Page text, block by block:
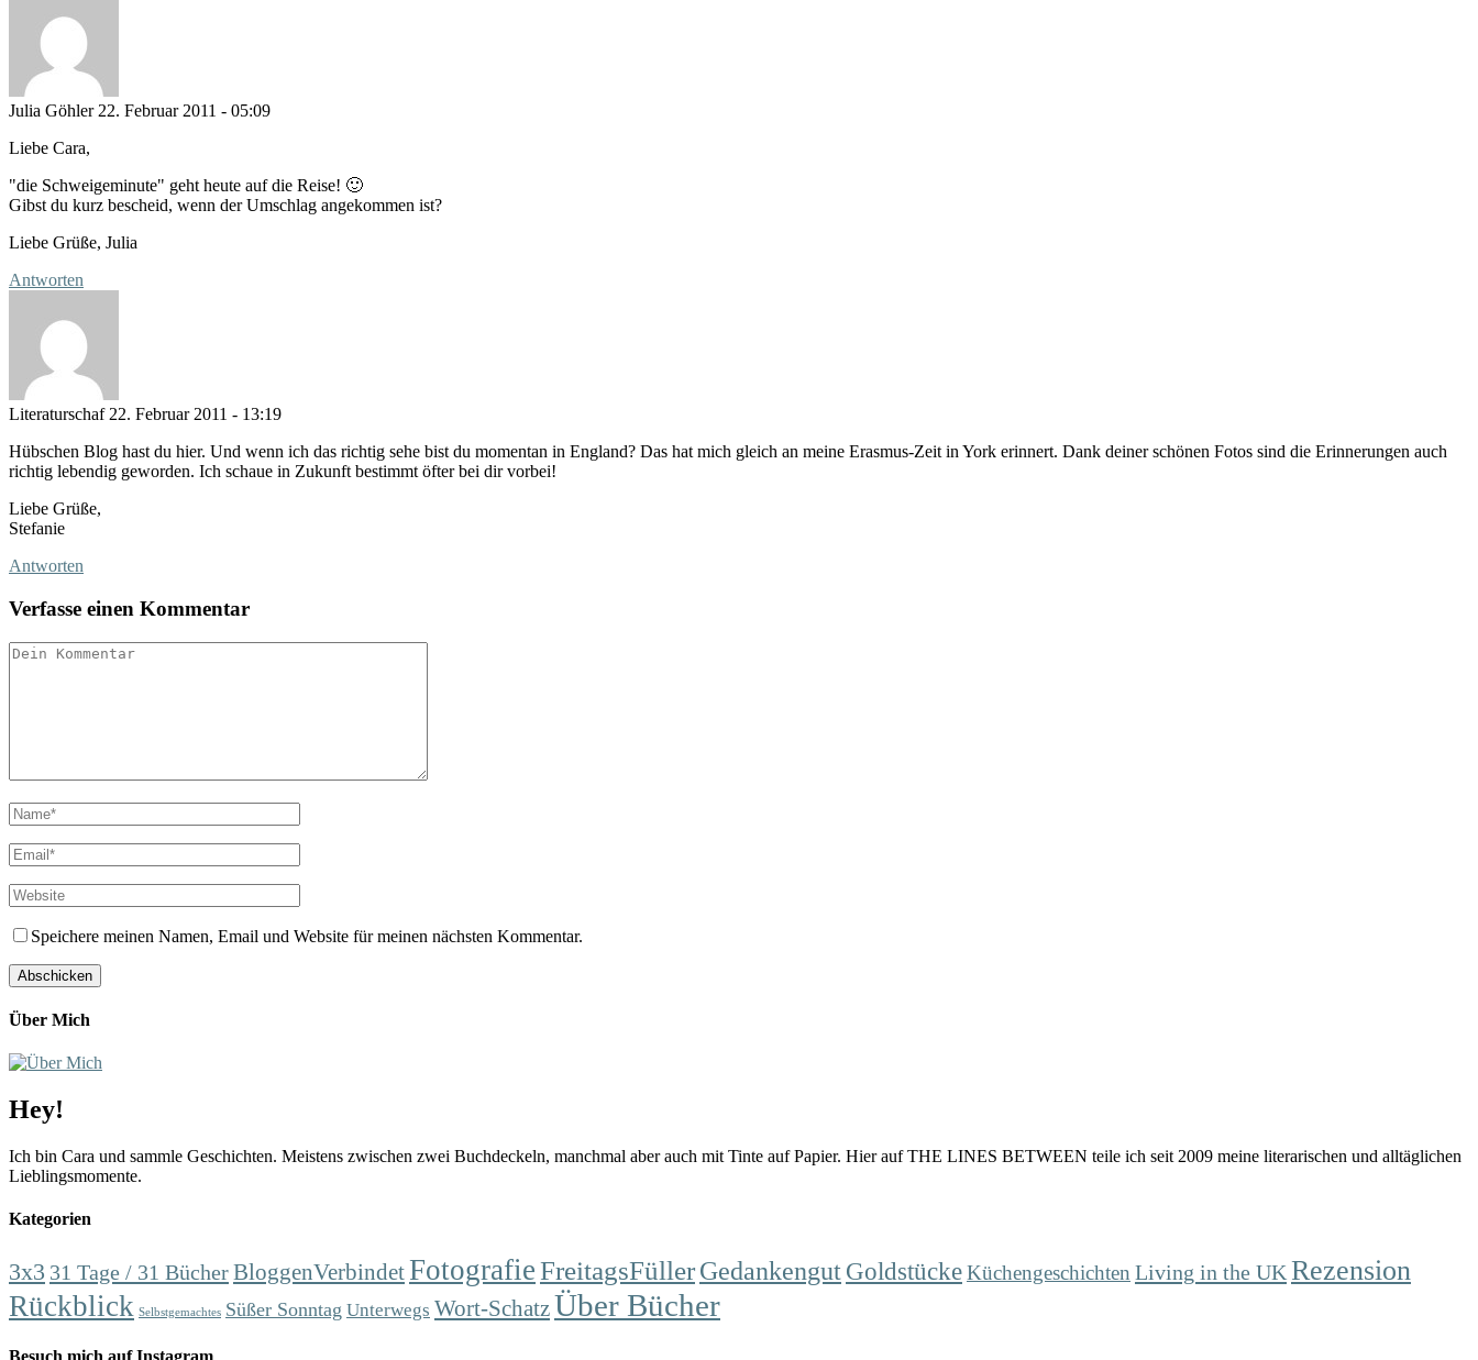
Julia Göhler 22. Februar 2011 - 05:09
Liebe Cara,
"die Schweigeminute" geht heute auf die Reise! 🙂
Gibst du kurz bescheid, wenn der Umschlag angekommen ist?
Liebe Grüße, Julia
Antworten
Literaturschaf 22. Februar 2011 - 13:19
Hübschen Blog hast du hier. Und wenn ich das richtig sehe bist du momentan in England? Das hat mich gleich an meine Erasmus-Zeit in York erinnert. Dank deiner schönen Fotos sind die Erinnerungen auch
richtig lebendig geworden. Ich schaue in Zukunft bestimmt öfter bei dir vorbei!
Liebe Grüße,
Stefanie
Antworten
Verfasse einen Kommentar
Speichere meinen Namen, Email und Website für meinen nächsten Kommentar.
Über Mich
Hey!
Ich bin Cara und sammle Geschichten. Meistens zwischen zwei Buchdeckeln, manchmal aber auch mit Tinte auf Papier. Hier auf THE LINES BETWEEN teile ich seit 2009 meine literarischen und alltäglichen
Lieblingsmomente.
Kategorien
3x3 31 Tage / 31 BücherBloggenVerbindetFotografieFreitagsFüllerGedankengut GoldstückeKüchengeschichten Living in the UK Rezension
Rückblick Selbstgemachtes Süßer Sonntag Unterwegs Wort-SchatzÜber Bücher
Besuch mich auf Instagram